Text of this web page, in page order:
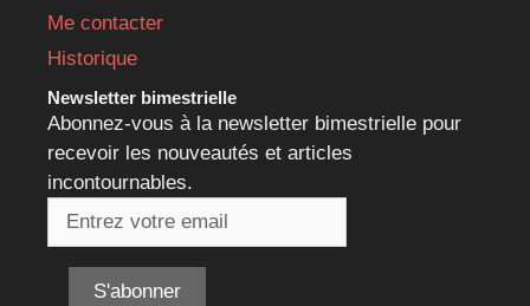
Me contacter
Historique
Newsletter bimestrielle
Abonnez-vous à la newsletter bimestrielle pour
recevoir les nouveautés et articles
incontournables.